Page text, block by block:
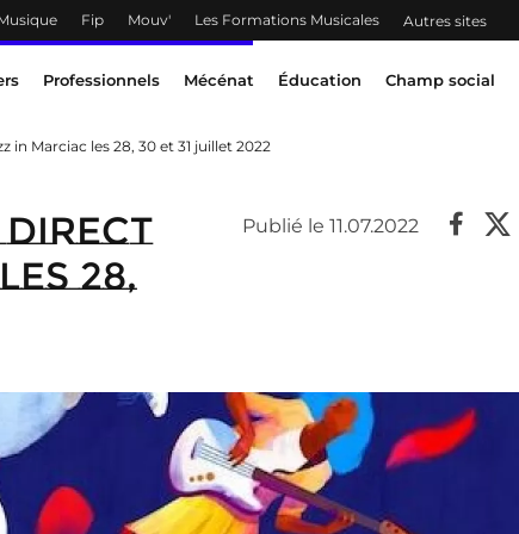
Fip Mouv' Les Formations Musicales Autres sites
Professionnels Mécénat Éducation Champ social
in Marciac les 28, 30 et 31 juillet 2022
direct
28,
Publié le 11.07.2022